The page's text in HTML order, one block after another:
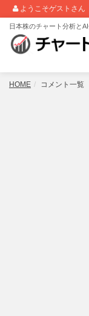
ようこそゲストさん
日本株のチャート分析と
HOME コメント一覧